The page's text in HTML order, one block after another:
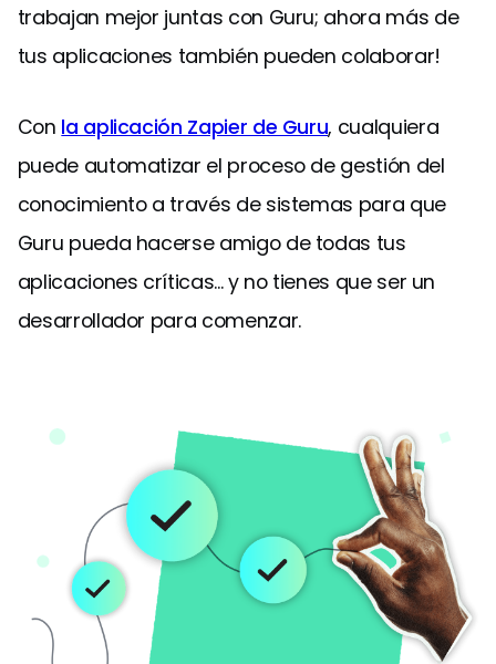
trabajan mejor juntas con Guru; ahora más de
tus aplicaciones también pueden colaborar!
Con la aplicación Zapier de Guru, cualquiera
puede automatizar el proceso de gestión del
conocimiento a través de sistemas para que
Guru pueda hacerse amigo de todas tus
aplicaciones críticas... y no tienes que ser un
desarrollador para comenzar.